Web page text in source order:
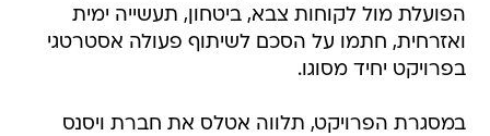
הפועלת מול לקוחות צבא, ביטחון, תעשייה ימית
ואזרחית, חתמו על הסכם לשיתוף פעולה אסטרטגי
בפרויקט יחיד מסוגו.
במסגרת הפרויקט, תלווה אטלס את חברת ויסנס